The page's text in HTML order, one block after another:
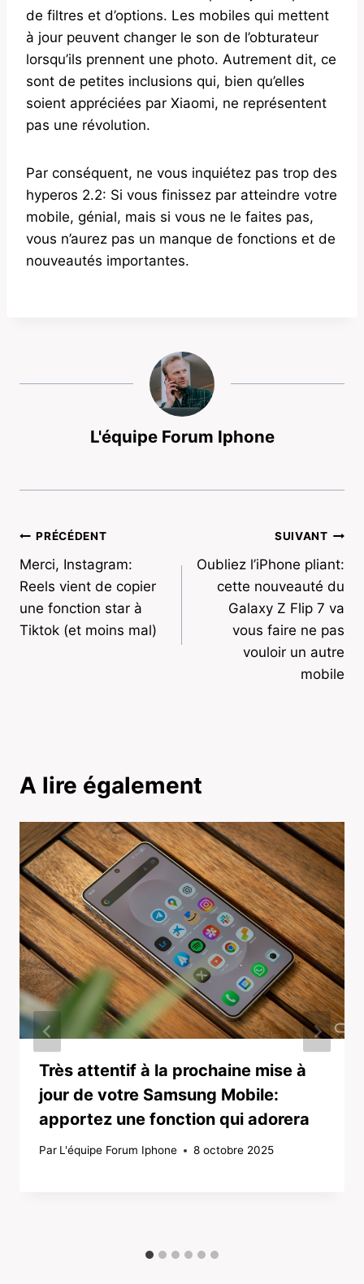
de filtres et d’options. Les mobiles qui mettent
à jour peuvent changer le son de l’obturateur
lorsqu’ils prennent une photo. Autrement dit, ce
sont de petites inclusions qui, bien qu’elles
soient appréciées par Xiaomi, ne représentent
pas une révolution.
Par conséquent, ne vous inquiétez pas trop des
hyperos 2.2: Si vous finissez par atteindre votre
mobile, génial, mais si vous ne le faites pas,
vous n’aurez pas un manque de fonctions et de
nouveautés importantes.
L'équipe Forum Iphone
Navigation
de
l’article
PRÉCÉDENT
Merci, Instagram:
Reels vient de copier
une fonction star à
Tiktok (et moins mal)
SUIVANT
Oubliez l’iPhone pliant:
cette nouveauté du
Galaxy Z Flip 7 va
vous faire ne pas
vouloir un autre
mobile
A lire également
Très attentif à la prochaine mise à
jour de votre Samsung Mobile:
apportez une fonction qui adorera
Par L'équipe Forum Iphone 8 octobre 2025